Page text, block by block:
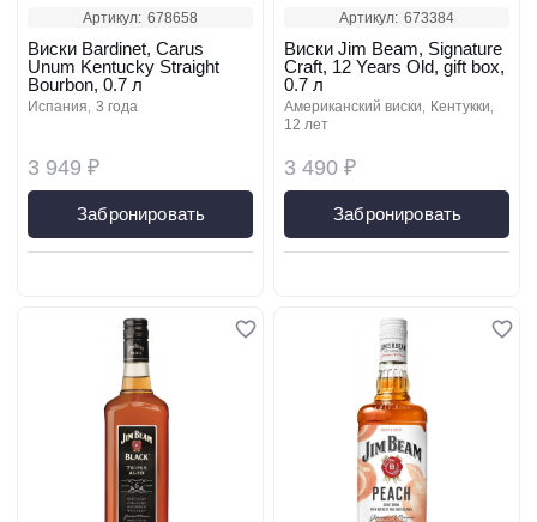
Артикул: 678658
3 949 ₽
Виски Bardinet, Carus
Unum Kentucky Straight
Bourbon, 0.7 л
испания 3 года
Забронировать
Артикул: 673384
3 490 ₽
Виски Jim Beam, Signature
Craft, 12 Years Old, gift box,
0.7 л
американский виски
кентукки
12 лет
Забронировать